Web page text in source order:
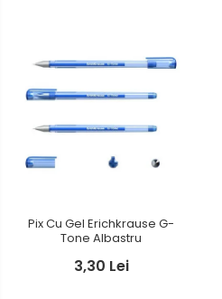
Pix Cu Gel Erichkrause G-
Tone Albastru
3,30 Lei